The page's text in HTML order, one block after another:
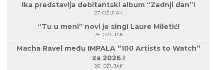
Ika predstavlja debitantski album “Zadnji dan”!
27. OŽUJAK
“Tu u meni” novi je singl Laure Miletić!
26. OŽUJAK
Macha Ravel među IMPALA “100 Artists to Watch”
za 2026.!
26. OŽUJAK